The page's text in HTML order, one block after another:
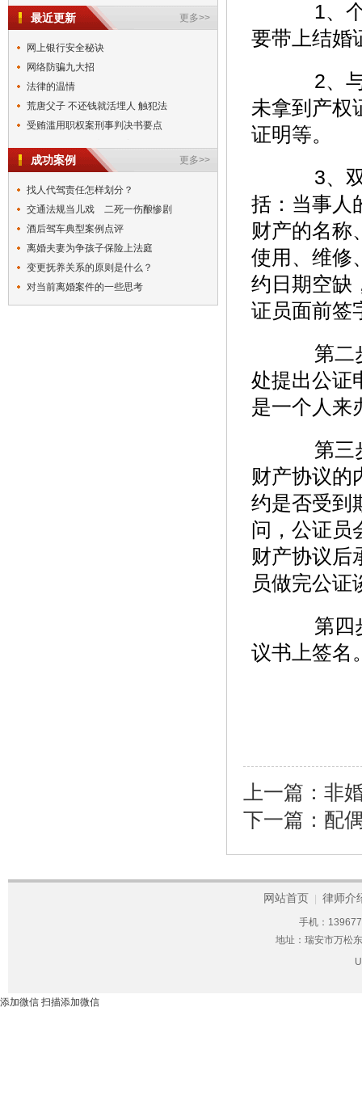
最近更新 更多>>
网上银行安全秘诀
网络防骗九大招
法律的温情
荒唐父子 不还钱就活埋人 触犯法
受贿滥用职权案刑事判决书要点
成功案例 更多>>
找人代驾责任怎样划分？
交通法规当儿戏 二死一伤酿惨剧
酒后驾车典型案例点评
离婚夫妻为争孩子保险上法庭
变更抚养关系的原则是什么？
对当前离婚案件的一些思考
1、个
要带上结婚
2、与
未拿到产权
证明等。
3、双
括：当事人
财产的名称
使用、维修
约日期空缺
证员面前签
第二步
处提出公证
是一个人来
第三步
财产协议的
约是否受到
问，公证员
财产协议后
员做完公证
第四步
议书上签名
上一篇： 非
下一篇： 配
网站首页 律师介
手机：
地址：瑞安市万松
添加微信 扫描添加微信